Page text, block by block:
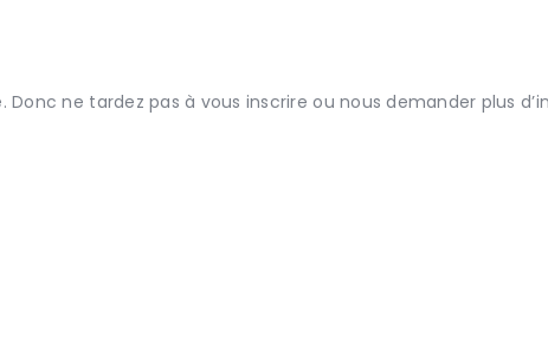
ne tardez pas à vous inscrire ou nous demander plus